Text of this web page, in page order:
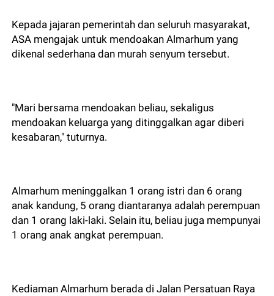
Kepada jajaran pemerintah dan seluruh masyarakat,
ASA mengajak untuk mendoakan Almarhum yang
dikenal sederhana dan murah senyum tersebut.
"Mari bersama mendoakan beliau, sekaligus
mendoakan keluarga yang ditinggalkan agar diberi
kesabaran," tuturnya.
Almarhum meninggalkan 1 orang istri dan 6 orang
anak kandung, 5 orang diantaranya adalah perempuan
dan 1 orang laki-laki. Selain itu, beliau juga mempunyai
1 orang anak angkat perempuan.
Kediaman Almarhum berada di Jalan Persatuan Raya